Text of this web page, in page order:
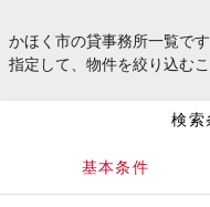
かほく市の貸事務所一覧で
指定して、物件を絞り込むこ
検索
基本条件